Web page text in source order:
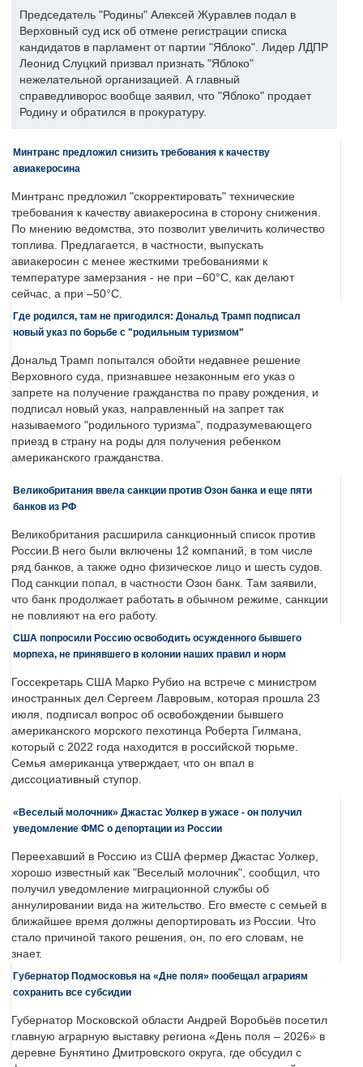
Председатель "Родины" Алексей Журавлев подал в
Верховный суд иск об отмене регистрации списка
кандидатов в парламент от партии "Яблоко". Лидер ЛДПР
Леонид Слуцкий призвал признать "Яблоко"
нежелательной организацией. А главный
справедливорос вообще заявил, что "Яблоко" продает
Родину и обратился в прокуратуру.
Минтранс предложил снизить требования к качеству
авиакеросина
Минтранс предложил "скорректировать" технические
требования к качеству авиакеросина в сторону снижения.
По мнению ведомства, это позволит увеличить количество
топлива. Предлагается, в частности, выпускать
авиакеросин с менее жесткими требованиями к
температуре замерзания - не при –60°C, как делают
сейчас, а при –50°C.
Где родился, там не пригодился: Дональд Трамп подписал
новый указ по борьбе с "родильным туризмом"
Дональд Трамп попытался обойти недавнее решение
Верховного суда, признавшее незаконным его указ о
запрете на получение гражданства по праву рождения, и
подписал новый указ, направленный на запрет так
называемого "родильного туризма", подразумевающего
приезд в страну на роды для получения ребенком
американского гражданства.
Великобритания ввела санкции против Озон банка и еще пяти
банков из РФ
Великобритания расширила санкционный список против
России.В него были включены 12 компаний, в том числе
ряд банков, а также одно физическое лицо и шесть судов.
Под санкции попал, в частности Озон банк. Там заявили,
что банк продолжает работать в обычном режиме, санкции
не повлияют на его работу.
США попросили Россию освободить осужденного бывшего
морпеха, не принявшего в колонии наших правил и норм
Госсекретарь США Марко Рубио на встрече с министром
иностранных дел Сергеем Лавровым, которая прошла 23
июля, подписал вопрос об освобождении бывшего
американского морского пехотинца Роберта Гилмана,
который с 2022 года находится в российской тюрьме.
Семья американца утверждает, что он впал в
диссоциативный ступор.
«Веселый молочник» Джастас Уолкер в ужасе - он получил
уведомление ФМС о депортации из России
Переехавший в Россию из США фермер Джастас Уолкер,
хорошо известный как "Веселый молочник", сообщил, что
получил уведомление миграционной службы об
аннулировании вида на жительство. Его вместе с семьей в
ближайшее время должны депортировать из России. Что
стало причиной такого решения, он, по его словам, не
знает.
Губернатор Подмосковья на «Дне поля» пообещал аграриям
сохранить все субсидии
Губернатор Московской области Андрей Воробьёв посетил
главную аграрную выставку региона «День поля – 2026» в
деревне Бунятино Дмитровского округа, где обсудил с